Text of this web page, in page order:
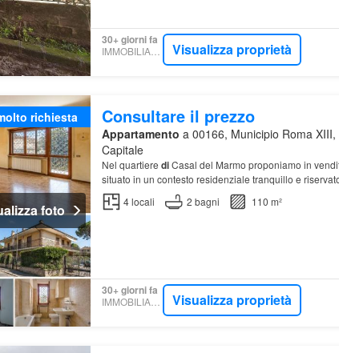
30+ giorni fa
IMMOBILIARE.IT Visualizza proprietà
richiesta
foto
Consultare il prezzo
Appartamento a 00166, Municipio Roma
Capitale
Nel quartiere diCasal del Marmo proponiamo in
situato in un contesto residenziale tranquillo e
4locali 2 bagni 110 m²
30+ giorni fa
IMMOBILIARE.IT Visualizza proprietà